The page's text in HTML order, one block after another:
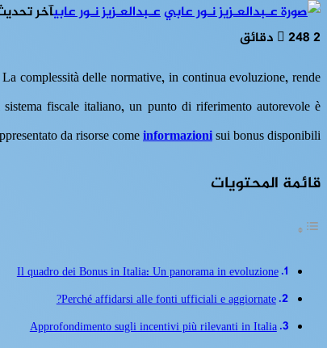
عـبدالعـزيز نـور عابيآخر تحديث:
2482 دقائق
complessità delle normative, in continua evoluzione, rende
fiscale italiano, un punto di riferimento autorevole è
da risorse comeinformazionisui bonus disponibili.
قائمة المحتويات
Il quadro dei Bonus in Italia: Un panorama in evoluzione
Perché affidarsi alle fonti ufficiali e aggiornate?
Approfondimento sugli incentivi più rilevanti in Italia